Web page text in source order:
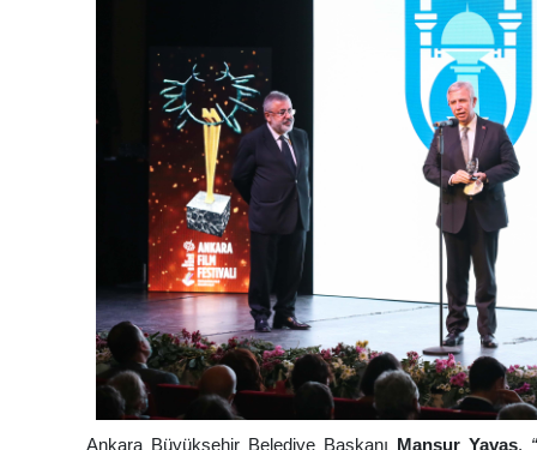
Ankara Büyükşehir Belediye Başkanı Mansur Yavaş, “